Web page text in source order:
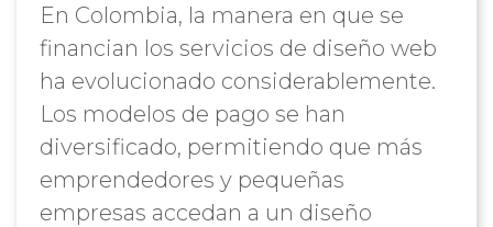
En Colombia, la manera en que se
financian los servicios de diseño web
ha evolucionado considerablemente.
Los modelos de pago se han
diversificado, permitiendo que más
emprendedores y pequeñas
empresas accedan a un diseño